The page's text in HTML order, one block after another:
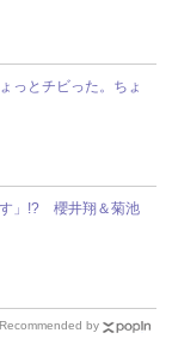
っとチビった。ちょ
す」!? 櫻井翔＆菊池
Recommended by